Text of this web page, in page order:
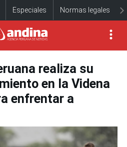
Especiales Normas legales
realiza su
en la Videna
enfrentar a